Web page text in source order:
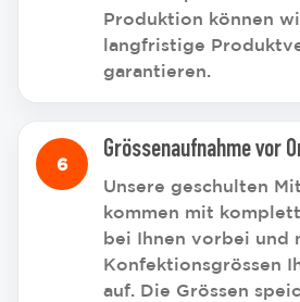
Produktion können
langfristige
garantieren.
Grössenaufnahme vor
Unsere geschulten
kommen mit
bei Ihnen vorbei und
Konfektionsgrössen
auf. Die Grössen